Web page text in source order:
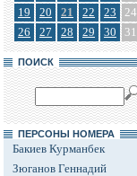
19
20 21 22 23 24
26
27 28 29 30 31
ПОИСК
ПЕРСОНЫ НОМЕРА
Бакиев Курманбек
Зюганов Геннадий